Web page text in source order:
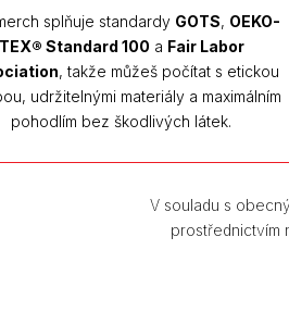
splňuje standardy GOTS, OEKO-
TEX® Standard 100 a Fair Labor
, takže můžeš počítat s etickou
udržitelnými materiály a maximálním
pohodlím bez škodlivých látek.
V souladu s
prostřednictvím